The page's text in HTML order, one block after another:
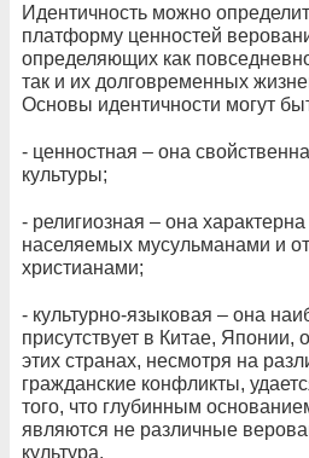
Идентичность можно
платформу ценностей
определяющих как
так и их долговременных
Основы идентичности могут
- ценностная – она
культуры;
- религиозная – она
населяемых мусульманами и
христианами;
- культурно-языковая – она
присутствует в Китае, Японии,
этих странах, несмотря на
гражданские конфликты,
того, что глубинным
являются не различные
культура.